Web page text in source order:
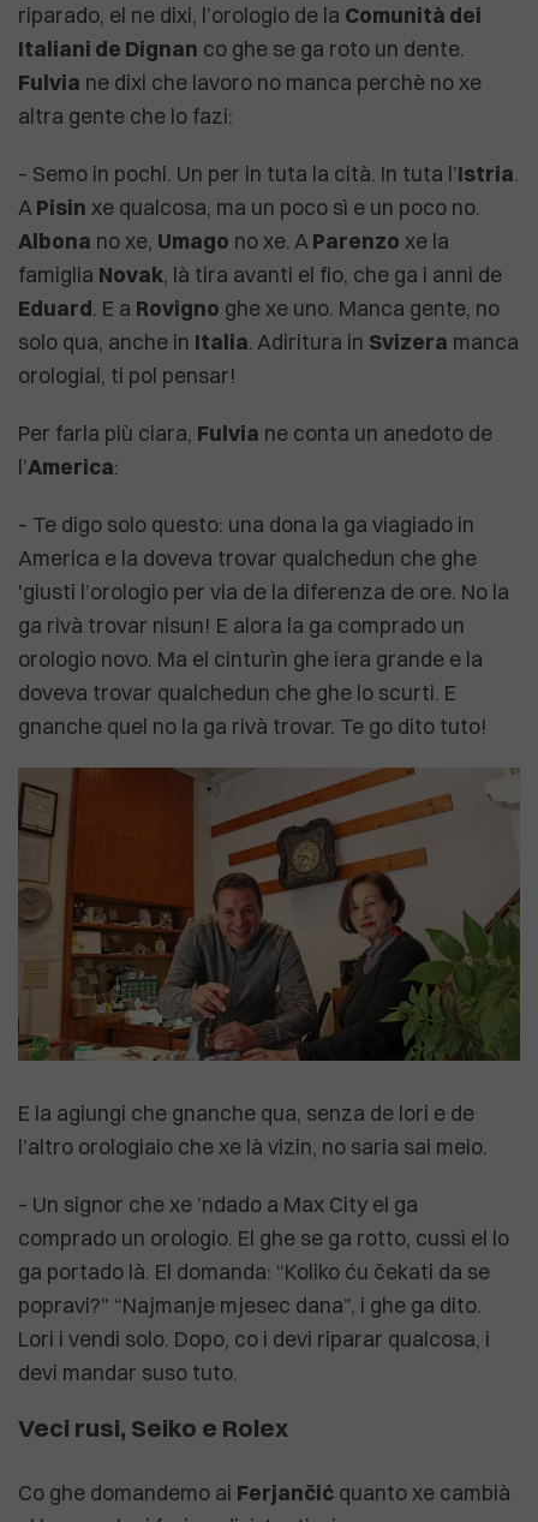
riparado, el ne dixi, l’orologio de la Comunità dei
Italiani de Dignan co ghe se ga roto un dente.
Fulvia ne dixi che lavoro no manca perchè no xe
altra gente che lo fazi:
– Semo in pochi. Un per in tuta la cità. In tuta l’Istria.
A Pisin xe qualcosa, ma un poco sì e un poco no.
Albona no xe, Umago no xe. A Parenzo xe la
famiglia Novak, là tira avanti el fio, che ga i anni de
Eduard. E a Rovigno ghe xe uno. Manca gente, no
solo qua, anche in Italia. Adiritura in Svizera manca
orologiai, ti pol pensar!
Per farla più ciara, Fulvia ne conta un anedoto de
l’America:
– Te digo solo questo: una dona la ga viagiado in
America e la doveva trovar qualchedun che ghe
'giusti l’orologio per via de la diferenza de ore. No la
ga rivà trovar nisun! E alora la ga comprado un
orologio novo. Ma el cinturìn ghe iera grande e la
doveva trovar qualchedun che ghe lo scurti. E
gnanche quel no la ga rivà trovar. Te go dito tuto!
E la agiungi che gnanche qua, senza de lori e de
l’altro orologiaio che xe là vizin, no saria sai meio.
– Un signor che xe ’ndado a Max City el ga
comprado un orologio. El ghe se ga rotto, cussì el lo
ga portado là. El domanda: “Koliko ću čekati da se
popravi?” “Najmanje mjesec dana”, i ghe ga dito.
Lori i vendi solo. Dopo, co i devi riparar qualcosa, i
devi mandar suso tuto.
Veci rusi, Seiko e Rolex
Co ghe domandemo ai Ferjančić quanto xe cambià